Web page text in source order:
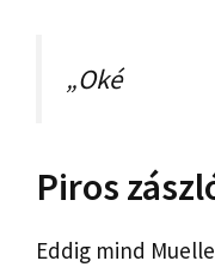
„Oké
Piros
Eddig mind